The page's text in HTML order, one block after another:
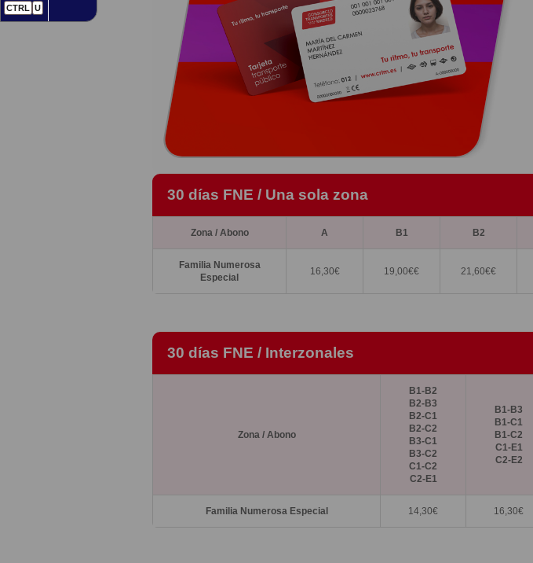
CTRL U
30 días FNE / Una sola zona
Zona / Abono A B1 B2
Familia Numerosa
Especial
16,30€ 19,00€€ 21,60€€
30 días FNE / Interzonales
Zona / Abono
B1-B2
B2-B3
B2-C1
B2-C2
B3-C1
B3-C2
C1-C2
C2-E1
B1-B3
B1-C1
B1-C2
C1-E1
C2-E2
Familia Numerosa Especial 14,30€ 16,30€